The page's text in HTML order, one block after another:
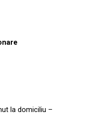
la domiciliu –